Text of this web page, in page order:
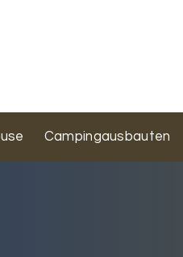
Campingausbauten